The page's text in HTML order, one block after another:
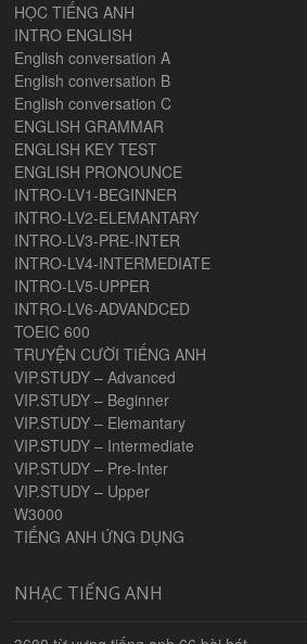
HỌC TIẾNG ANH
INTRO ENGLISH
English conversation A
English conversation B
English conversation C
ENGLISH GRAMMAR
ENGLISH KEY TEST
ENGLISH PRONOUNCE
INTRO-LV1-BEGINNER
INTRO-LV2-ELEMANTARY
INTRO-LV3-PRE-INTER
INTRO-LV4-INTERMEDIATE
INTRO-LV5-UPPER
INTRO-LV6-ADVANDCED
TOEIC 600
TRUYỆN CƯỜI TIẾNG ANH
VIP.STUDY – Advanced
VIP.STUDY – Beginner
VIP.STUDY – Elemantary
VIP.STUDY – Intermediate
VIP.STUDY – Pre-Inter
VIP.STUDY – Upper
W3000
TIẾNG ANH ỨNG DỤNG
NHẠC TIẾNG ANH